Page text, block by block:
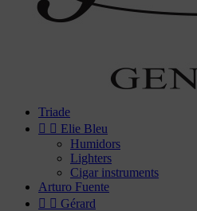
Triade
  Elie Bleu
Humidors
Lighters
Cigar instruments
Arturo Fuente
  Gérard